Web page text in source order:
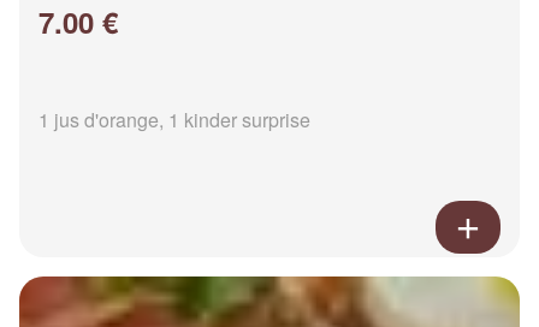
7.00 €
1 jus d'orange, 1 kinder surprise